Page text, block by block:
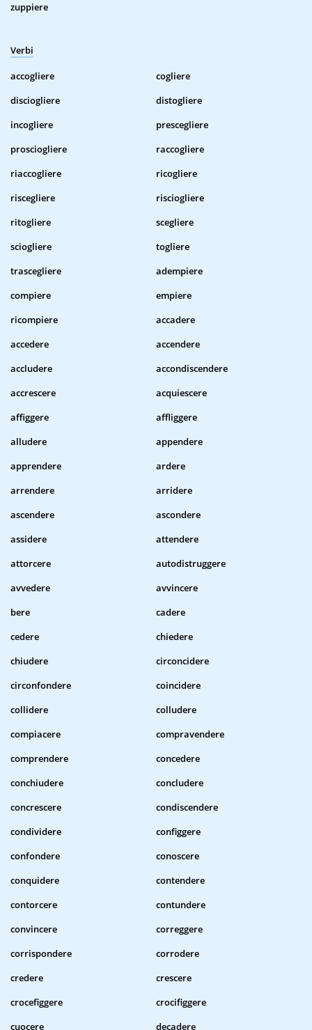
zuppiere
Verbi
accogliere
cogliere
disciogliere
distogliere
incogliere
prescegliere
prosciogliere
raccogliere
riaccogliere
ricogliere
riscegliere
risciogliere
ritogliere
scegliere
sciogliere
togliere
trascegliere
adempiere
compiere
empiere
ricompiere
accadere
accedere
accendere
accludere
accondiscendere
accrescere
acquiescere
affiggere
affliggere
alludere
appendere
apprendere
ardere
arrendere
arridere
ascendere
ascondere
assidere
attendere
attorcere
autodistruggere
avvedere
avvincere
bere
cadere
cedere
chiedere
chiudere
circoncidere
circonfondere
coincidere
collidere
colludere
compiacere
compravendere
comprendere
concedere
conchiudere
concludere
concrescere
condiscendere
condividere
configgere
confondere
conoscere
conquidere
contendere
contorcere
contundere
convincere
correggere
corrispondere
corrodere
credere
crescere
crocefiggere
crocifiggere
cuocere
decadere